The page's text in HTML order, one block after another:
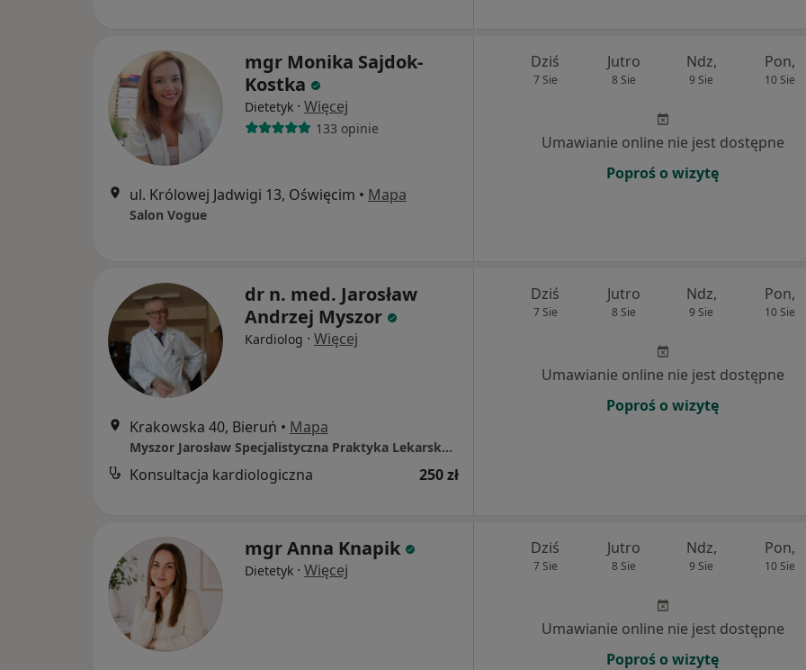
mgr Monika Sajdok-
Kostka
Dietetyk · Więcej
133 opinie
ul. Królowej Jadwigi 13, Oświęcim • Mapa
Salon Vogue
Dziś
7 Sie
Jutro
8 Sie
Ndz,
9 Sie
Pon,
10 Sie
Umawianie online nie jest dostępne
Poproś o wizytę
dr n. med. Jarosław
Andrzej Myszor
Kardiolog · Więcej
Krakowska 40, Bieruń • Mapa
Myszor Jarosław Specjalistyczna Praktyka Lekarska Kardiomed
Konsultacja kardiologiczna 250 zł
Dziś
7 Sie
Jutro
8 Sie
Ndz,
9 Sie
Pon,
10 Sie
Umawianie online nie jest dostępne
Poproś o wizytę
mgr Anna Knapik
Dietetyk · Więcej
Dziś
7 Sie
Jutro
8 Sie
Ndz,
9 Sie
Pon,
10 Sie
Umawianie online nie jest dostępne
Poproś o wizytę